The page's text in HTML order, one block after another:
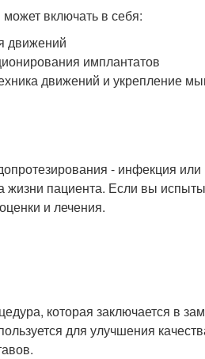
включать в себя:
движений
имплантатов
движений и укрепление
- инфекция или
жизни пациента. Если вы
и лечения.
которая заключается в
для улучшения